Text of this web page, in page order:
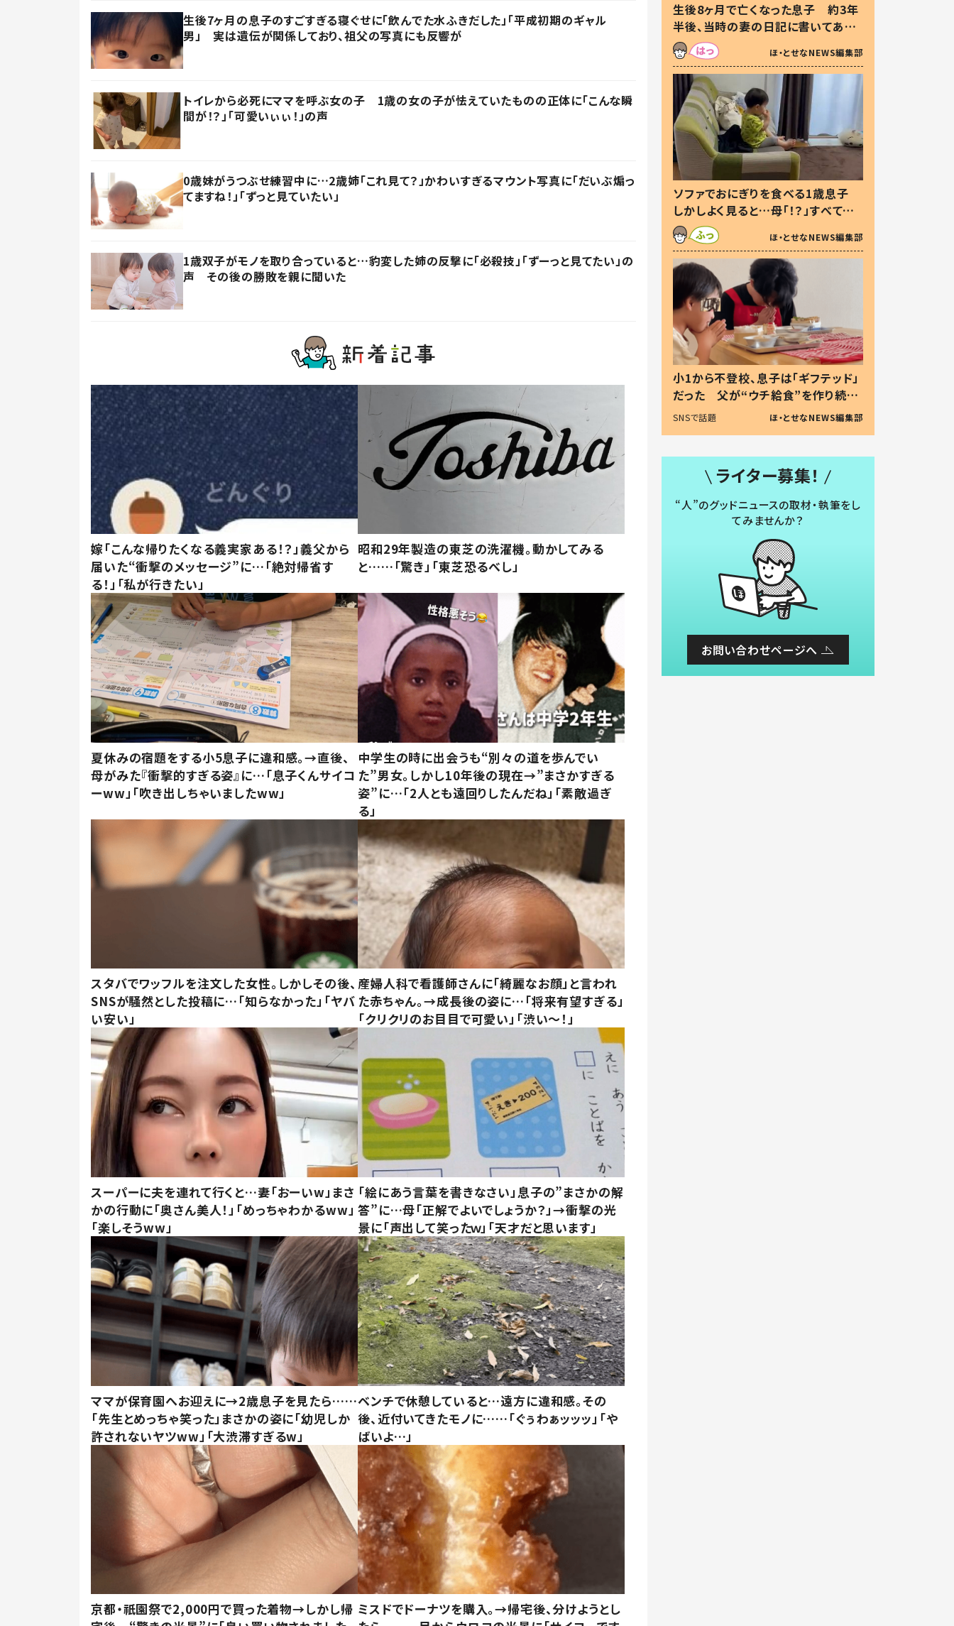
生後7ヶ月の息子のすごすぎる寝ぐせに「飲んでた水ふきだした」「平成初期のギャル
男」 実は遺伝が関係しており、祖父の写真にも反響が
トイレから必死にママを呼ぶ女の子 1歳の女の子が怯えていたものの正体に「こんな瞬
間が！？」「可愛いぃぃ！」の声
0歳妹がうつぶせ練習中に…2歳姉「これ見て？」かわいすぎるマウント写真に「だいぶ煽っ
てますね！」「ずっと見ていたい」
1歳双子がモノを取り合っていると…豹変した姉の反撃に「必殺技」「ずーっと見てたい」の
声 その後の勝敗を親に聞いた
嫁「こんな帰りたくなる義実家ある！？」義父から
届いた“衝撃のメッセージ”に…「絶対帰省す
る！」「私が行きたい」
昭和29年製造の東芝の洗濯機。動かしてみる
と……「驚き」「東芝恐るべし」
夏休みの宿題をする小5息子に違和感。→直後、
母がみた『衝撃的すぎる姿』に…「息子くんサイコ
ーww」「吹き出しちゃいましたww」
中学生の時に出会うも“別々の道を歩んでい
た”男女。しかし10年後の現在→”まさかすぎる
姿”に…「2人とも遠回りしたんだね」「素敵過ぎ
る」
スタバでワッフルを注文した女性。しかしその後、
SNSが騒然とした投稿に…「知らなかった」「ヤバ
い安い」
産婦人科で看護師さんに「綺麗なお顔」と言われ
た赤ちゃん。→成長後の姿に…「将来有望すぎる」
「クリクリのお目目で可愛い」「渋い～！」
スーパーに夫を連れて行くと…妻「おーいw」まさ
かの行動に「奥さん美人！」「めっちゃわかるww」
「楽しそうww」
「絵にあう言葉を書きなさい」息子の”まさかの解
答”に…母「正解でよいでしょうか？」→衝撃の光
景に「声出して笑ったｗ」「天才だと思います」
ママが保育園へお迎えに→2歳息子を見たら……
「先生とめっちゃ笑った」まさかの姿に「幼児しか
許されないヤツww」「大渋滞すぎるw」
ベンチで休憩していると…遠方に違和感。その
後、近付いてきたモノに……「ぐぅわぁッッッ」「や
ばいよ…」
京都・祇園祭で2,000円で買った着物→しかし帰 ミスドでドーナツを購入。→帰宅後、分けようとし
生後8ヶ月で亡くなった息子 約3年
半後、当時の妻の日記に書いてあっ
た本音とは
ほ・とせなNEWS編集部
ソファでおにぎりを食べる1歳息子
しかしよく見ると…母「！？」すべてを
察した母の投稿に「可愛いから許
す！」「現行犯〜」
ほ・とせなNEWS編集部
小1から不登校、息子は「ギフテッド」
だった 父が“ウチ給食”を作り続け
る理由とは #令和の親 #令和の子
SNSで話題 ほ・とせなNEWS編集部
ライター募集！
“人”のグッドニュースの取材・執筆をし
てみませんか？
お問い合わせページへ